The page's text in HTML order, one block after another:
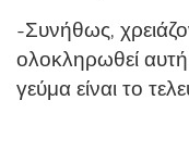
-Συνήθως,
ολοκληρωθεί αυτή
γεύμα είναι το